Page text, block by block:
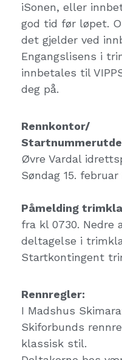
iSonen, eller
god tid før løpet.
det gjelder ved
Engangslisens i
innbetales til
deg på.
Rennkontor/
Øvre Vardal
Søndag 15.
Påmelding
fra kl 0730. Nedre
deltagelse i
Startkontingent
Rennregler:
I Madshus
Skiforbunds
klassisk stil.